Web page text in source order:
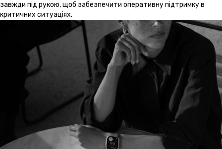
завжди під рукою, щоб забезпечити оперативну підтримку в
критичних ситуаціях.